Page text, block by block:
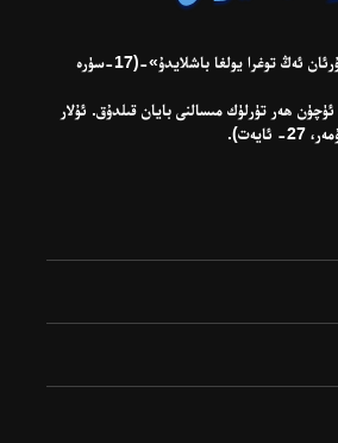
«شۈبھىسىزكى، بۇ قۇرئان ئەڭ توغرا يولغا باشلايدۇ»-(17-سۈرە
ئۈچۈن ھەر تۈرلۈك مىسالنى بايان قىلدۇق. ئۇلار